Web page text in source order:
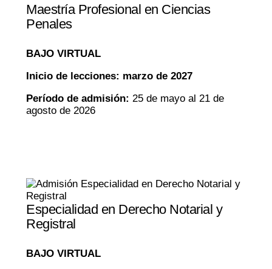
Maestría Profesional en Ciencias
Penales
BAJO VIRTUAL
Inicio de lecciones: marzo de 2027
Período de admisión: 25 de mayo al 21 de
agosto de 2026
Especialidad en Derecho Notarial y
Registral
BAJO VIRTUAL